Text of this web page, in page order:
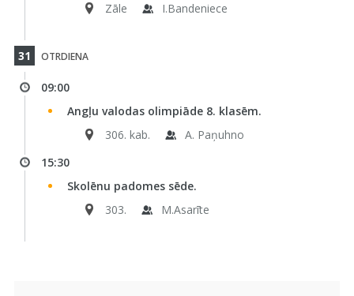
Zāle
I.Bandeniece
31 OTRDIENA
09:00
Angļu valodas olimpiāde 8. klasēm.
306. kab.
A. Paņuhno
15:30
Skolēnu padomes sēde.
303.
M.Asarīte